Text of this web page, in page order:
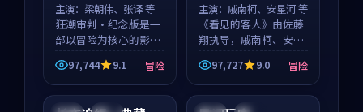
主演： 梁朝伟、张译 等
狂潮审判·纪念版是一
部以冒险为核心的影视
作品，围绕危机、反转
与人物成长展开，整体
节奏紧凑，值得推荐观
97,744 9.1 冒险
主演： 戚南柯、安星河 等
《看见的客人》由佐藤
翔执导，戚南柯、安星
河领衔主演，是一部
2018年上映的泰国冒险
动漫。影片以海岸抒情
97,727 9.0 冒险